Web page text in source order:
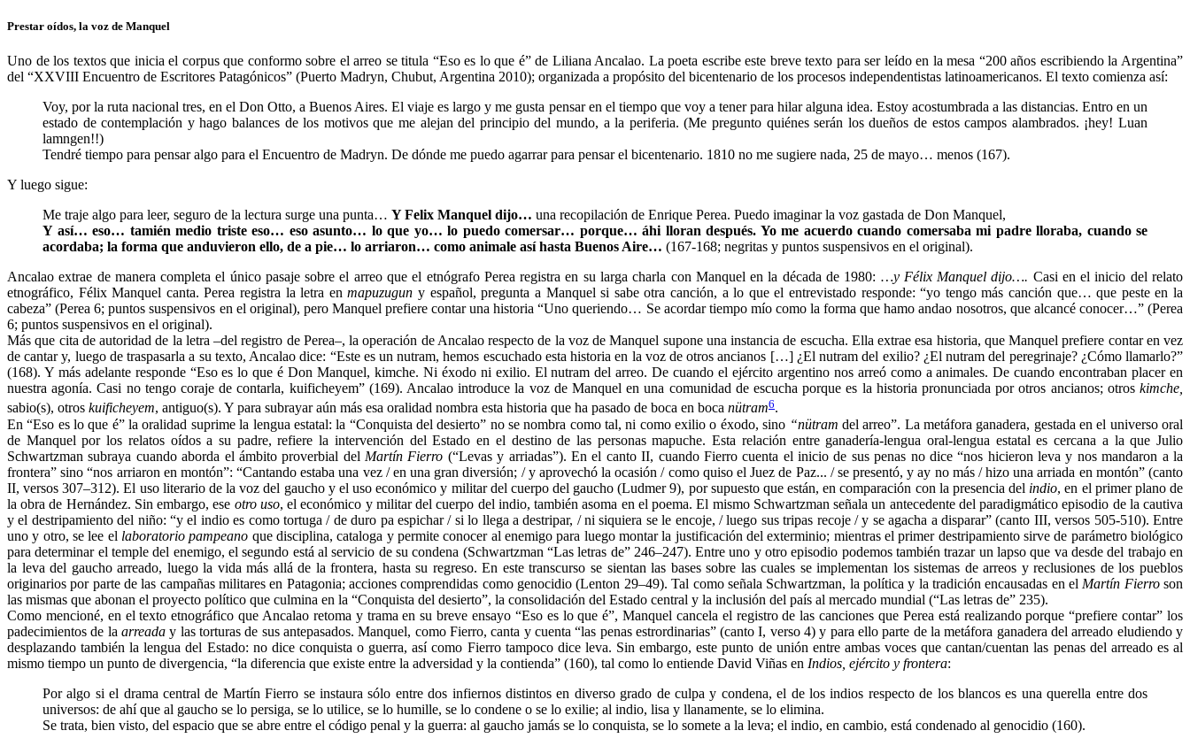
Prestar oídos, la voz de Manquel
Uno de los textos que inicia el corpus que conformo sobre el arreo se titula “Eso es lo que é” de Liliana Ancalao. La poeta escribe este breve texto para ser leído en la mesa “200 años escribiendo la Argentina”
del “XXVIII Encuentro de Escritores Patagónicos” (Puerto Madryn, Chubut, Argentina 2010); organizada a propósito del bicentenario de los procesos independentistas latinoamericanos. El texto comienza así:
Voy, por la ruta nacional tres, en el Don Otto, a Buenos Aires. El viaje es largo y me gusta pensar en el tiempo que voy a tener para hilar alguna idea. Estoy acostumbrada a las distancias. Entro en un
estado de contemplación y hago balances de los motivos que me alejan del principio del mundo, a la periferia. (Me pregunto quiénes serán los dueños de estos campos alambrados. ¡hey! Luan
lamngen!!)
Tendré tiempo para pensar algo para el Encuentro de Madryn. De dónde me puedo agarrar para pensar el bicentenario. 1810 no me sugiere nada, 25 de mayo… menos (167).
Y luego sigue:
Me traje algo para leer, seguro de la lectura surge una punta… Y Felix Manquel dijo… una recopilación de Enrique Perea. Puedo imaginar la voz gastada de Don Manquel,
Y así… eso… tamién medio triste eso… eso asunto… lo que yo… lo puedo comersar… porque… áhi lloran después. Yo me acuerdo cuando comersaba mi padre lloraba, cuando se
acordaba; la forma que anduvieron ello, de a pie… lo arriaron… como animale así hasta Buenos Aire… (167-168; negritas y puntos suspensivos en el original).
Ancalao extrae de manera completa el único pasaje sobre el arreo que el etnógrafo Perea registra en su larga charla con Manquel en la década de 1980: …y Félix Manquel dijo…. Casi en el inicio del relato
etnográfico, Félix Manquel canta. Perea registra la letra enmapuzuguny español, pregunta a Manquel si sabe otra canción, a lo que el entrevistado responde: “yo tengo más canción que… que peste en la
cabeza” (Perea 6; puntos suspensivos en el original), pero Manquel prefiere contar una historia “Uno queriendo… Se acordar tiempo mío como la forma que hamo andao nosotros, que alcancé conocer…” (Perea
6; puntos suspensivos en el original).
Más que cita de autoridad de la letra –del registro de Perea–, la operación de Ancalao respecto de la voz de Manquel supone una instancia de escucha. Ella extrae esa historia, que Manquel prefiere contar en vez
de cantar y, luego de traspasarla a su texto, Ancalao dice: “Este es un nutram, hemos escuchado esta historia en la voz de otros ancianos […] ¿El nutram del exilio? ¿El nutram del peregrinaje? ¿Cómo llamarlo?”
(168). Y más adelante responde “Eso es lo que é Don Manquel, kimche. Ni éxodo ni exilio. El nutram del arreo. De cuando el ejército argentino nos arreó como a animales. De cuando encontraban placer en
nuestra agonía. Casi no tengo coraje de contarla, kuificheyem” (169). Ancalao introduce la voz de Manquel en una comunidad de escucha porque es la historia pronunciada por otros ancianos; otros kimche,
sabio(s), otros kuificheyem, antiguo(s). Y para subrayar aún más esa oralidad nombra esta historia que ha pasado de boca en boca nütram6.
En “Eso es lo que é” la oralidad suprime la lengua estatal: la “Conquista del desierto” no se nombra como tal, ni como exilio o éxodo, sino “nütram del arreo”. La metáfora ganadera, gestada en el universo oral
de Manquel por los relatos oídos a su padre, refiere la intervención del Estado en el destino de las personas mapuche. Esta relación entre ganadería-lengua oral-lengua estatal es cercana a la que Julio
Schwartzman subraya cuando aborda el ámbito proverbial del Martín Fierro (“Levas y arriadas”). En el canto II, cuando Fierro cuenta el inicio de sus penas no dice “nos hicieron leva y nos mandaron a la
frontera” sino “nos arriaron en montón”: “Cantando estaba una vez / en una gran diversión; / y aprovechó la ocasión / como quiso el Juez de Paz... / se presentó, y ay no más / hizo una arriada en montón” (canto
II, versos 307–312). El uso literario de la voz del gaucho y el uso económico y militar del cuerpo del gaucho (Ludmer 9), por supuesto que están, en comparación con la presencia del indio, en el primer plano de
la obra de Hernández. Sin embargo, ese otro uso, el económico y militar del cuerpo del indio, también asoma en el poema. El mismo Schwartzman señala un antecedente del paradigmático episodio de la cautiva
y el destripamiento del niño: “y el indio es como tortuga / de duro pa espichar / si lo llega a destripar, / ni siquiera se le encoje, / luego sus tripas recoje / y se agacha a disparar” (canto III, versos 505-510). Entre
uno y otro, se lee el laboratorio pampeano que disciplina, cataloga y permite conocer al enemigo para luego montar la justificación del exterminio; mientras el primer destripamiento sirve de parámetro biológico
para determinar el temple del enemigo, el segundo está al servicio de su condena (Schwartzman “Las letras de” 246–247). Entre uno y otro episodio podemos también trazar un lapso que va desde del trabajo en
la leva del gaucho arreado, luego la vida más allá de la frontera, hasta su regreso. En este transcurso se sientan las bases sobre las cuales se implementan los sistemas de arreos y reclusiones de los pueblos
originarios por parte de las campañas militares en Patagonia; acciones comprendidas como genocidio (Lenton 29–49). Tal como señala Schwartzman, la política y la tradición encausadas en el Martín Fierroson
las mismas que abonan el proyecto político que culmina en la “Conquista del desierto”, la consolidación del Estado central y la inclusión del país al mercado mundial (“Las letras de” 235).
Como mencioné, en el texto etnográfico que Ancalao retoma y trama en su breve ensayo “Eso es lo que é”, Manquel cancela el registro de las canciones que Perea está realizando porque “prefiere contar” los
padecimientos de la arreaday las torturas de sus antepasados. Manquel, como Fierro, canta y cuenta “las penas estrordinarias” (canto I, verso 4) y para ello parte de la metáfora ganadera del arreado eludiendo y
desplazando también la lengua del Estado: no dice conquista o guerra, así como Fierro tampoco dice leva. Sin embargo, este punto de unión entre ambas voces que cantan/cuentan las penas del arreado es al
mismo tiempo un punto de divergencia, “la diferencia que existe entre la adversidad y la contienda” (160), tal como lo entiende David Viñas en Indios, ejército y frontera:
Por algo si el drama central de Martín Fierro se instaura sólo entre dos infiernos distintos en diverso grado de culpa y condena, el de los indios respecto de los blancos es una querella entre dos
universos: de ahí que al gaucho se lo persiga, se lo utilice, se lo humille, se lo condene o se lo exilie; al indio, lisa y llanamente, se lo elimina.
Se trata, bien visto, del espacio que se abre entre el código penal y la guerra: al gaucho jamás se lo conquista, se lo somete a la leva; el indio, en cambio, está condenado al genocidio (160).